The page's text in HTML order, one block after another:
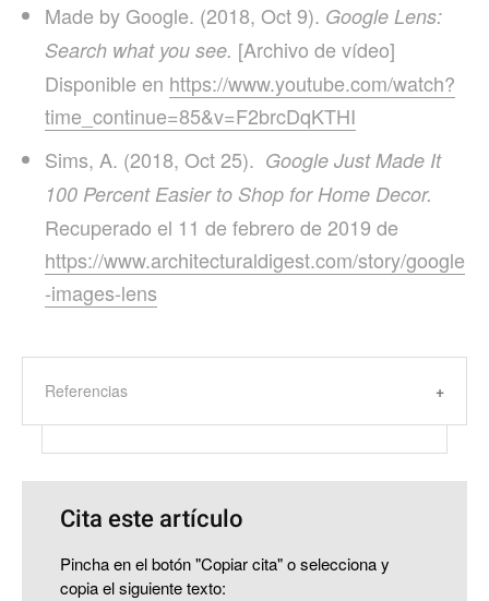
Made by Google. (2018, Oct 9). Google Lens:
Search what you see. [Archivo de vídeo]
Disponible en https://www.youtube.com/watch?
time_continue=85&v=F2brcDqKTHI
Sims, A. (2018, Oct 25). Google Just Made It
100 Percent Easier to Shop for Home Decor.
Recuperado el 11 de febrero de 2019 de
https://www.architecturaldigest.com/story/google
-images-lens
Referencias
Cita este artículo
Pincha en el botón "Copiar cita" o selecciona y
copia el siguiente texto: